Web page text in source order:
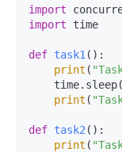
import
import time
def task1 ():
print (
    time.sleep(
print (
def task2 ():
print (